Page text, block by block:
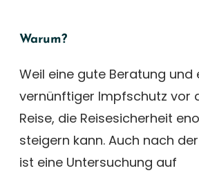
Warum?
Weil eine gute Beratung und
vernünftiger Impfschutz vor
Reise, die Reisesicherheit
steigern kann. Auch nach der
ist eine Untersuchung auf